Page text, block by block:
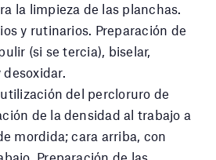
la limpieza de las planchas.
y rutinarios. Preparación de
(si se tercia), biselar,
del percloruro de
de la densidad al trabajo a
mordida; cara arriba, con